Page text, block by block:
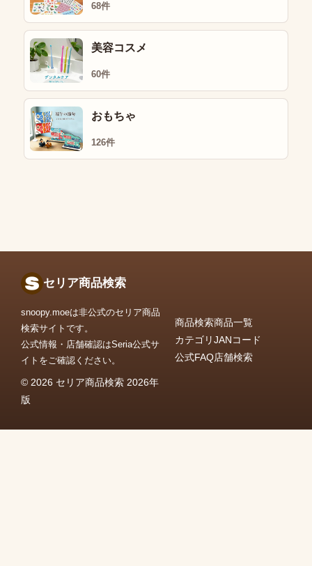
68件
美容コスメ
60件
おもちゃ
126件
セリア商品検索
snoopy.moeは非公式のセリア商品
検索サイトです。
公式情報・店舗確認はSeria公式サ
イトをご確認ください。
© 2026 セリア商品検索 2026年
版
商品検索商品一覧
カテゴリJANコード
公式FAQ店舗検索